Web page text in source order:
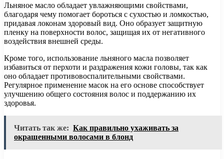
Льняное масло обладает увлажняющими свойствами,
благодаря чему помогает бороться с сухостью и ломкостью,
придавая локонам здоровый вид. Оно образует защитную
пленку на поверхности волос, защищая их от негативного
воздействия внешней среды.
Кроме того, использование льняного масла позволяет
избавиться от перхоти и раздражения кожи головы, так как
оно обладает противовоспалительными свойствами.
Регулярное применение масок на его основе способствует
улучшению общего состояния волос и поддержанию их
здоровья.
Читать так же: Как правильно ухаживать за
окрашенными волосами в блонд